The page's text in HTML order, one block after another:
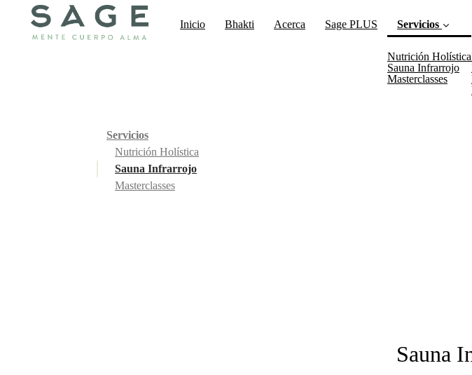
Inicio Bhakti Acerca Sage PLUS Servicios
Nutrición Holística
Sauna Infrarrojo
Masterclasses
Servicios
Nutrición Holística
Sauna Infrarrojo
Masterclasses
Sauna